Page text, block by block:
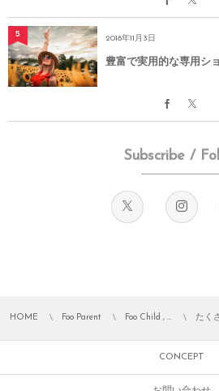
2018年11月3日
豊富で実用的な専用シ
5
Subscribe /
HOME Foo Parent Foo Child , … たく
CONCEPT